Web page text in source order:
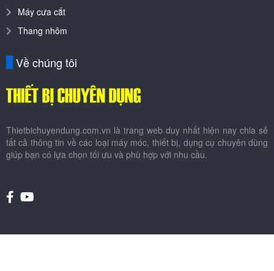
Máy cưa cắt
Thang nhôm
Về chúng tôi
Thietbichuyendung.com.vn là trang web duy nhất hiện nay chia sẻ
tất cả thông tin về các loại máy móc, thiết bị, dụng cụ chuyên dùng
giúp bạn có lựa chọn tối ưu và phù hợp với nhu cầu.